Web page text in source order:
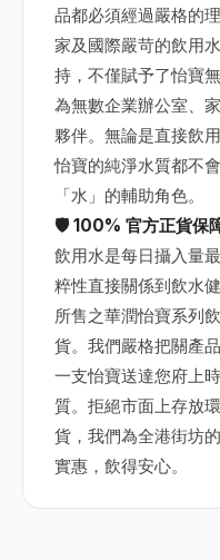
品都必須經過嚴格的
家及國際嚴苛的飲用
持，不僅賦予了怡寶
為無數企業辦公室、
夥伴。無論是直接飲
怡寶的純淨水質都不
「水」的輔助角色。
🛡️ 100% 官方正貨保
飲用水是每日攝入量
粹性直接關係到飲水
所售之華潤怡寶系列
貨。我們嚴格把關產
一支怡寶送達您府上
質。拒絕市面上存放
貨，我們為全港街坊
實惠，飲得安心。